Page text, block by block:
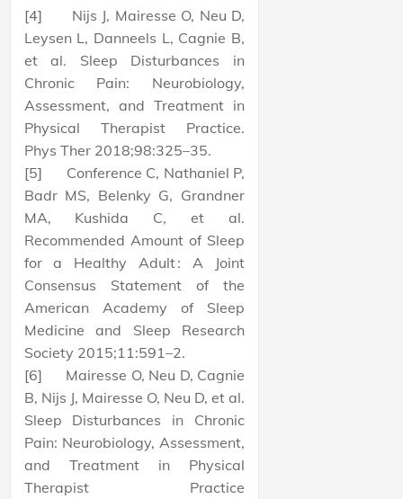
[4] Nijs J, Mairesse O, Neu D,
Leysen L, Danneels L, Cagnie B,
et al. Sleep Disturbances in
Chronic Pain: Neurobiology,
Assessment, and Treatment in
Physical Therapist Practice.
Phys Ther 2018;98:325–35.
[5] Conference C, Nathaniel P,
Badr MS, Belenky G, Grandner
MA, Kushida C, et al.
Recommended Amount of Sleep
for a Healthy Adult : A Joint
Consensus Statement of the
American Academy of Sleep
Medicine and Sleep Research
Society 2015;11:591–2.
[6] Mairesse O, Neu D, Cagnie
B, Nijs J, Mairesse O, Neu D, et al.
Sleep Disturbances in Chronic
Pain: Neurobiology, Assessment,
and Treatment in Physical
Therapist Practice